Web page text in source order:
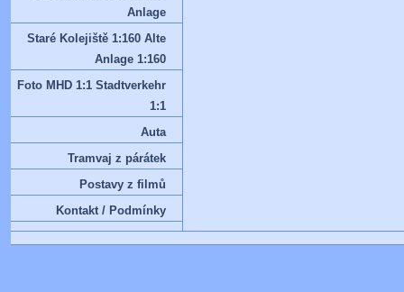
Anlage
Staré Kolejiště 1:160 Alte
Anlage 1:160
Foto MHD 1:1 Stadtverkehr
1:1
Auta
Tramvaj z párátek
Postavy z filmů
Kontakt / Podmínky